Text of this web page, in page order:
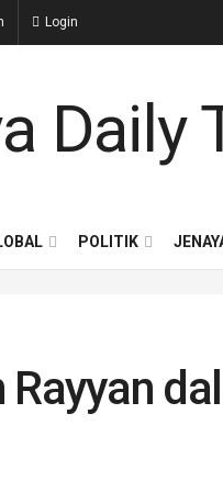
Login
POLITIK
Rayyan